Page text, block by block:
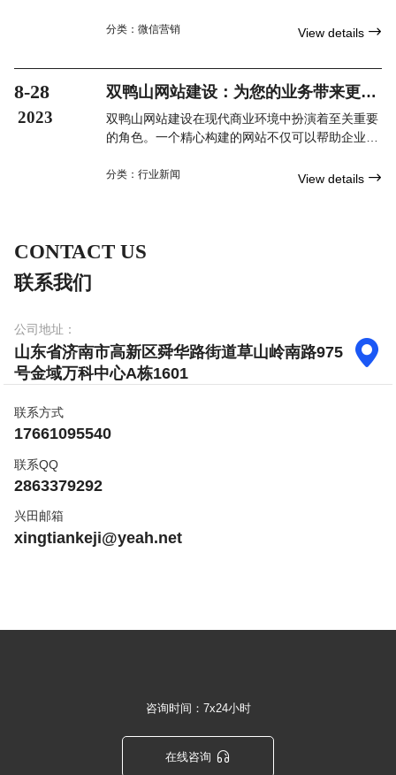
对性的访问者，提高在线销售、品牌知名度和业务
站优化以获得成功的在线业务。
分类： 微信营销 View details 
8-28
2023
双鸭山网站建设：为您的业务带来更大
的便利和发展机会
双鸭山网站建设在现代商业环境中扮演着至关重要
的角色。一个精心构建的网站不仅可以帮助企业展
客户并与客户实时互动。通过正确的步骤和优化措
于双鸭山网站建设，为您的业务带来更大的便利和
分类： 行业新闻 View details 
CONTACT US
联系我们
公司地址：
山东省济南市高新区舜华路街道草山岭南路975
号金域万科中心A栋1601

联系方式
17661095540
联系QQ
2863379292
兴田邮箱
xingtiankeji@yeah.net
咨询时间：7x24小时
在线咨询 